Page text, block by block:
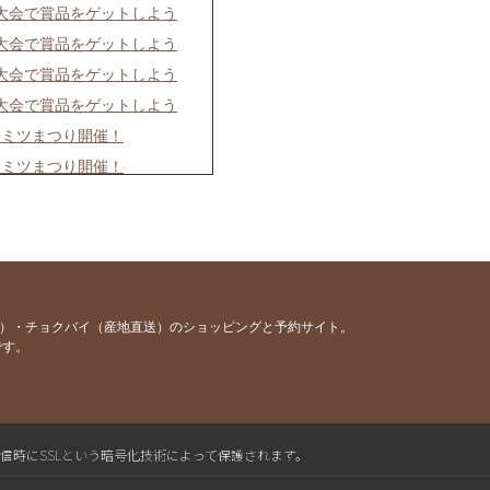
で賞品をゲットしよう
で賞品をゲットしよう
で賞品をゲットしよう
で賞品をゲットしよう
ツまつり開催！
ツまつり開催！
り開催！
！〜
チョクバイ（産地直送）のショッピングと予約サイト。
。
にSSLという暗号化技術によって保護されます。